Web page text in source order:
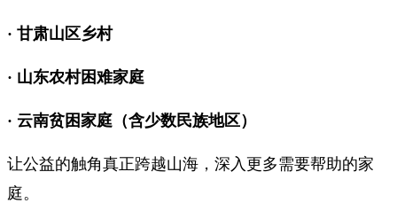
· 甘肃山区乡村
· 山东农村困难家庭
· 云南贫困家庭（含少数民族地区）
让公益的触角真正跨越山海，深入更多需要帮助的家
庭。